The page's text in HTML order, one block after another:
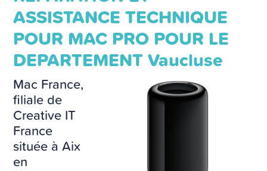
ASSISTANCE TECHNIQUE
POUR MAC PRO POUR LE
DEPARTEMENT Vaucluse
Mac France,
filiale de
Creative IT
France
située à Aix
en